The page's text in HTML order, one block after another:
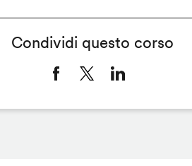
Condividi questo corso